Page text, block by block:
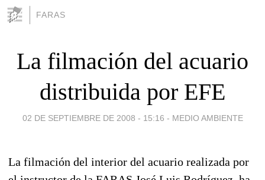
FARAS
La filmación del acuario
distribuida por EFE
02 DE SEPTIEMBRE DE 2008 - 15:16 - MEDIO AMBIENTE
La filmación del interior del acuario realizada por